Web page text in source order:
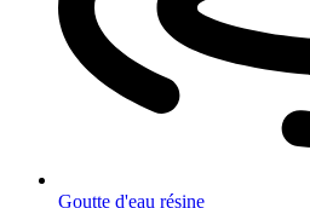
Goutte d'eau résine